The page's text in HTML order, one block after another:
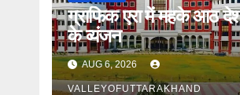
ग्राफिक एरा में महके आठ
के व्यंजन
AUG 6, 2026
VALLEYOFUTTARAKHAND